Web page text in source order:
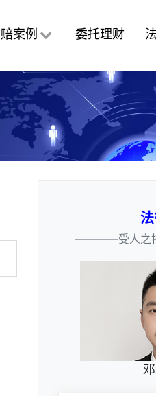
案例 委托理财
————受人之